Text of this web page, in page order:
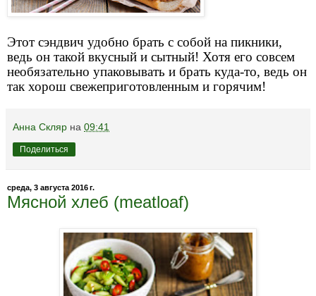
Этот сэндвич удобно брать с собой на пикники,
ведь он такой вкусный и сытный! Хотя его совсем
необязательно упаковывать и брать куда-то, ведь он
так хорош свежеприготовленным и горячим!
Анна Скляр на 09:41
Поделиться
среда, 3 августа 2016 г.
Мясной хлеб (meatloaf)